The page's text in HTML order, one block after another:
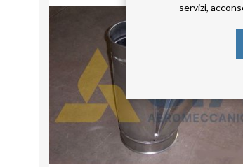
servizi,